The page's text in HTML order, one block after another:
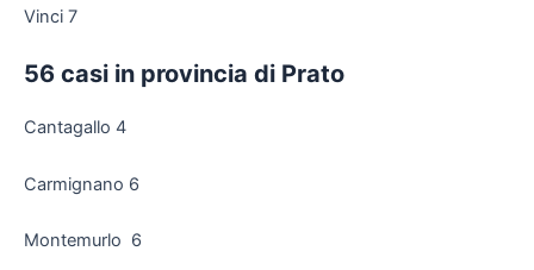
Vinci 7
56 casi in provincia di Prato
Cantagallo 4
Carmignano 6
Montemurlo 6